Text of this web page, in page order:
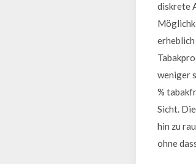
diskrete
weniger
%
Sicht.
hin zu
ohne